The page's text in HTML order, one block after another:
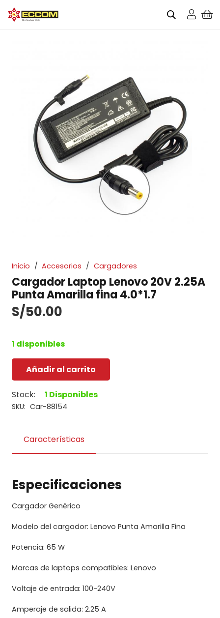
Inicio / Accesorios / Cargadores
Cargador Laptop Lenovo 20V 2.25A
Punta Amarilla fina 4.0*1.7
S/50.00
1 disponibles
Cargador
Lenovo
Punta
Amarilla
4.0*1.7
cantidad
Añadir al carrito
Stock: 1 Disponibles
SKU: Car-88154
Características
Especificaciones
Cargador Genérico
Modelo del cargador: Lenovo Punta Amarilla Fina
Potencia: 65 W
Marcas de laptops compatibles: Lenovo
Voltaje de entrada: 100-240V
Amperaje de salida: 2.25 A